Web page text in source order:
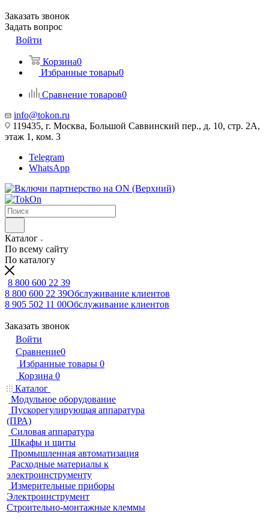
Заказать звонок
Задать вопрос
Войти
Корзина0
Избранные товары0
Сравнение товаров0
info@tokon.ru
119435, г. Москва, Большой Саввинский пер., д. 10, стр. 2А,
этаж 1, ком. 3
Telegram
WhatsApp
Каталог
По всему сайту
По каталогу
8 800 600 22 39
8 800 600 22 39Обслуживание клиентов
8 905 502 11 00Обслуживание клиентов
Заказать звонок
Войти
Сравнение0
Избранные товары 0
Корзина 0
Каталог
Модульное оборудование
Пускорегулирующая аппаратура
(ПРА)
Силовая аппаратура
Шкафы и щиты
Промышленная автоматизация
Расходные материалы к
электроинструменту
Измерительные приборы
Электроинструмент
Строительно-монтажные клеммы